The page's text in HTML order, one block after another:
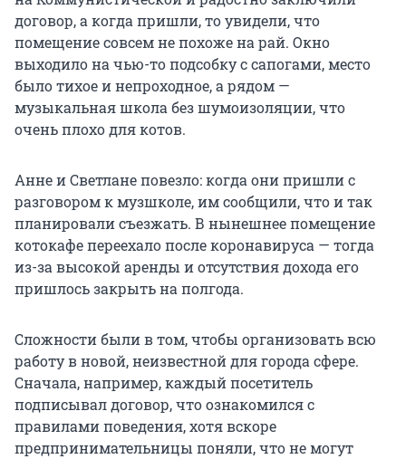
договор, а когда пришли, то увидели, что
помещение совсем не похоже на рай. Окно
выходило на чью-то подсобку с сапогами, место
было тихое и непроходное, а рядом —
музыкальная школа без шумоизоляции, что
очень плохо для котов.
Анне и Светлане повезло: когда они пришли с
разговором к музшколе, им сообщили, что и так
планировали съезжать. В нынешнее помещение
котокафе переехало после коронавируса — тогда
из-за высокой аренды и отсутствия дохода его
пришлось закрыть на полгода.
Сложности были в том, чтобы организовать всю
работу в новой, неизвестной для города сфере.
Сначала, например, каждый посетитель
подписывал договор, что ознакомился с
правилами поведения, хотя вскоре
предпринимательницы поняли, что не могут